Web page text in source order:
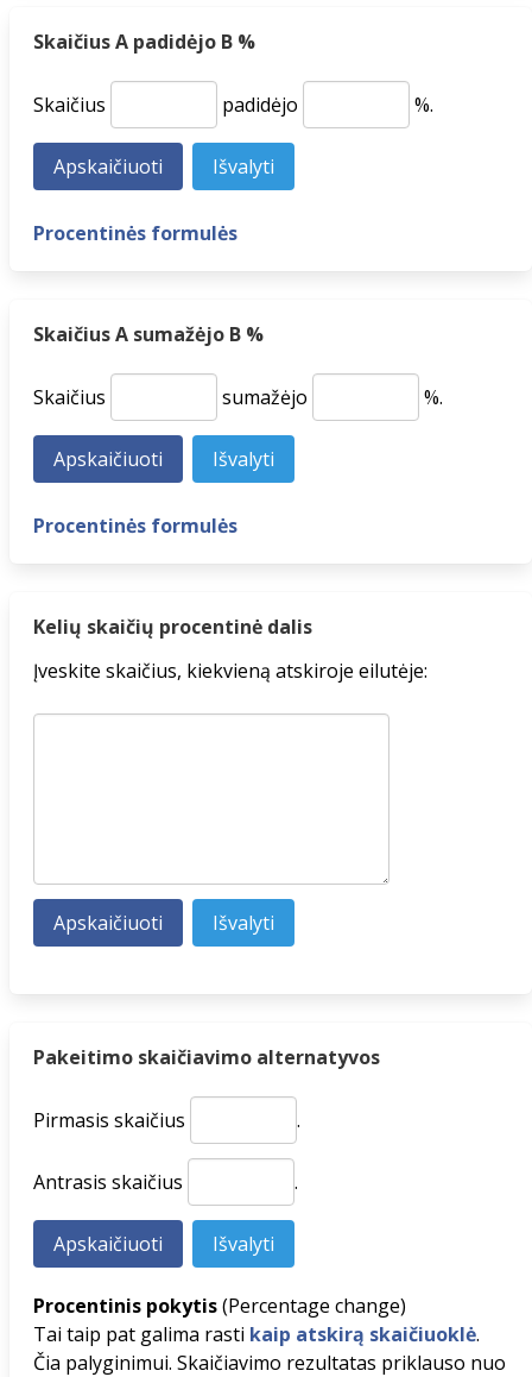
Skaičius A padidėjo B %
Skaičius padidėjo %.
Procentinės formulės
Skaičius A sumažėjo B %
Skaičius sumažėjo %.
Procentinės formulės
Kelių skaičių procentinė dalis
Įveskite skaičius, kiekvieną atskiroje eilutėje:
Pakeitimo skaičiavimo alternatyvos
Pirmasis skaičius .
Antrasis skaičius .
Procentinis pokytis(Percentage change)
Tai taip pat galima rasti kaip atskirą skaičiuoklė.
Čia palyginimui. Skaičiavimo rezultatas priklauso nuo